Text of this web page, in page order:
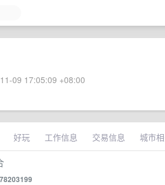
09 17:05:09 +08:00
好玩 工作信息 交易信息 城市